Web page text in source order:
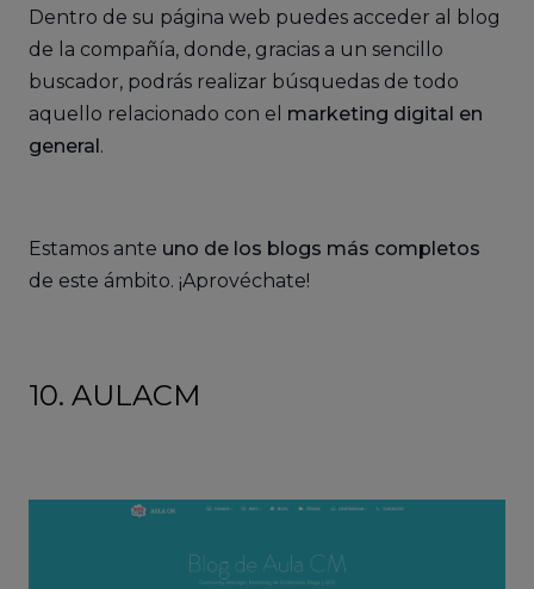
Dentro de su página web puedes acceder al blog
de la compañía, donde, gracias a un sencillo
buscador, podrás realizar búsquedas de todo
aquello relacionado con el marketing digital en
general.
Estamos ante uno de los blogs más completos
de este ámbito. ¡Aprovéchate!
10. AULACM